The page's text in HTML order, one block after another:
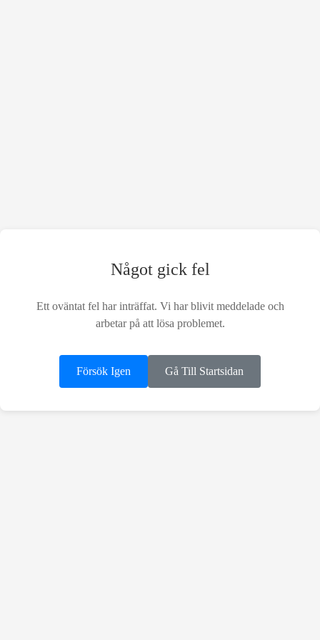
Något gick fel
Ett oväntat fel har inträffat. Vi har blivit meddelade och
arbetar på att lösa problemet.
Försök Igen Gå Till Startsidan